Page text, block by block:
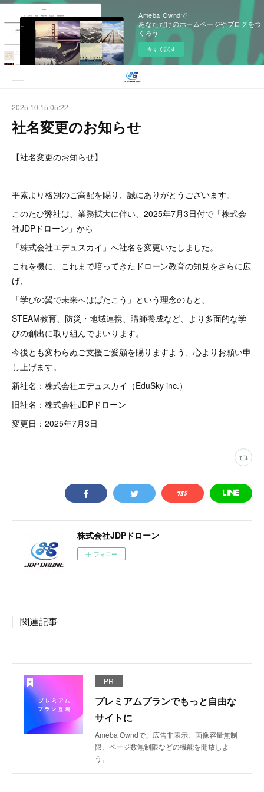
Ameba Owndで
あなただけのホームページやブログをつ
くろう
今すぐ試す
2025.10.15 05:22
社名変更のお知らせ
【社名変更のお知らせ】
平素より格別のご高配を賜り、誠にありがとうございます。
このたび弊社は、業務拡大に伴い、2025年7月3日付で「株式会
社JDPドローン」から
「株式会社エデュスカイ」へ社名を変更いたしました。
これを機に、これまで培ってきたドローン教育の知見をさらに広
げ、
「学びの翼で未来へはばたこう」という理念のもと、
STEAM教育、防災・地域連携、講師養成など、より多面的な学
びの創出に取り組んでまいります。
今後とも変わらぬご支援ご愛顧を賜りますよう、心よりお願い申
し上げます。
新社名：株式会社エデュスカイ（EduSky inc.）
旧社名：株式会社JDPドローン
変更日：2025年7月3日
株式会社JDPドローン
フォロー
関連記事
PR
プレミアムプランでもっと自由な
サイトに
Ameba Owndで、広告非表示、画像容量無制
限、ページ数無制限などの機能を開放しよ
う。